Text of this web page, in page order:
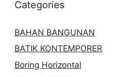
Categories
BAHAN BANGUNAN
BATIK KONTEMPORER
Boring Horizontal